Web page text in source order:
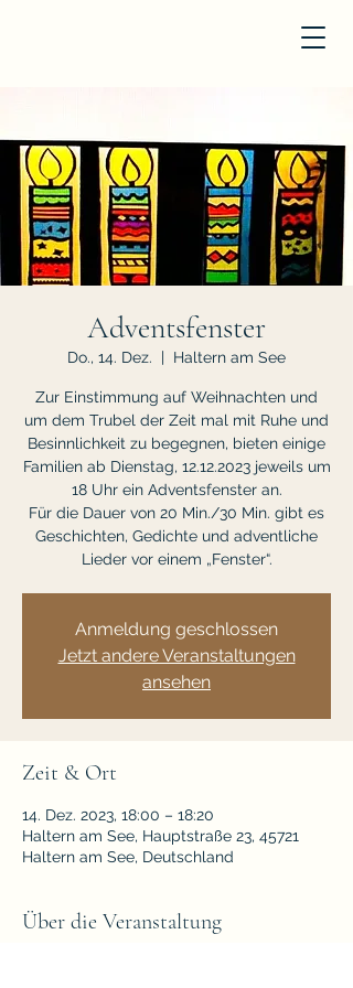
Adventsfenster
Do., 14. Dez.
  |
Haltern am See
Zur Einstimmung auf Weihnachten und
um dem Trubel der Zeit mal mit Ruhe und
Besinnlichkeit zu begegnen, bieten einige
Familien ab Dienstag, 12.12.2023 jeweils um
18 Uhr ein Adventsfenster an.
Für die Dauer von 20 Min./30 Min. gibt es
Geschichten, Gedichte und adventliche
Lieder vor einem „Fenster“.
Anmeldung geschlossen
Jetzt andere Veranstaltungen
ansehen
Zeit & Ort
14. Dez. 2023, 18:00 – 18:20
Haltern am See, Hauptstraße 23, 45721
Haltern am See, Deutschland
Über die Veranstaltung